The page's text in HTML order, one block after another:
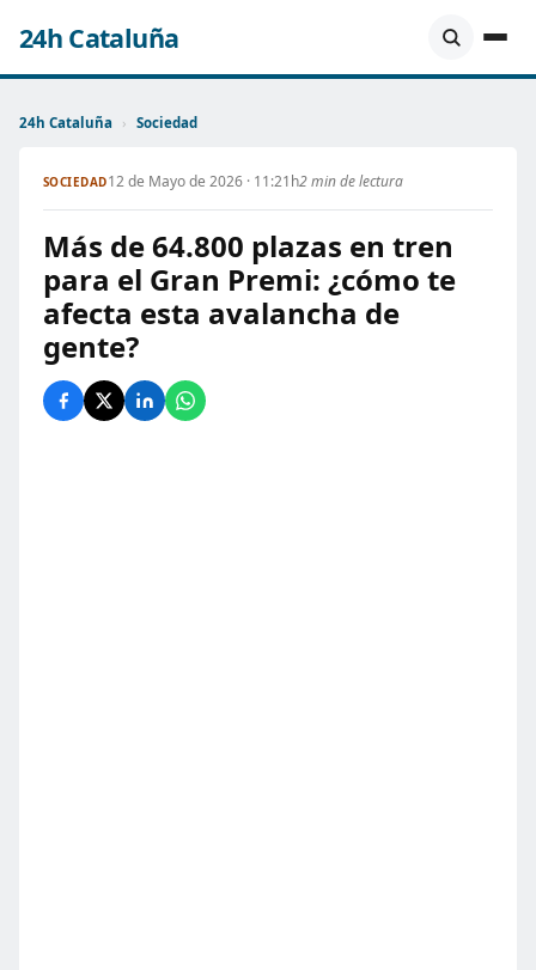
24h Cataluña
24h Cataluña › Sociedad
SOCIEDAD12 de Mayo de 2026 · 11:21h2 min de lectura
Más de 64.800 plazas en tren
para el Gran Premi: ¿cómo te
afecta esta avalancha de
gente?